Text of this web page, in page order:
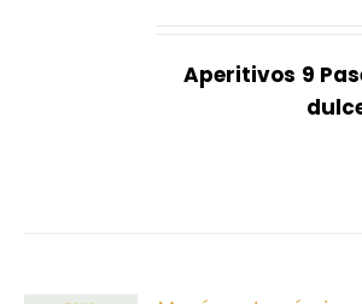
Aperitivos 9